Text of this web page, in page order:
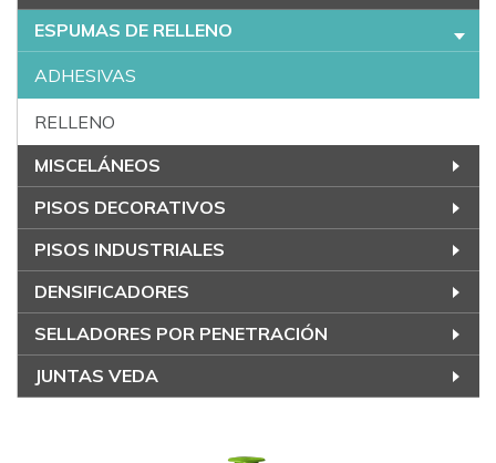
ESPUMAS DE RELLENO
ADHESIVAS
RELLENO
MISCELÁNEOS
PISOS DECORATIVOS
PISOS INDUSTRIALES
DENSIFICADORES
SELLADORES POR PENETRACIÓN
JUNTAS VEDA